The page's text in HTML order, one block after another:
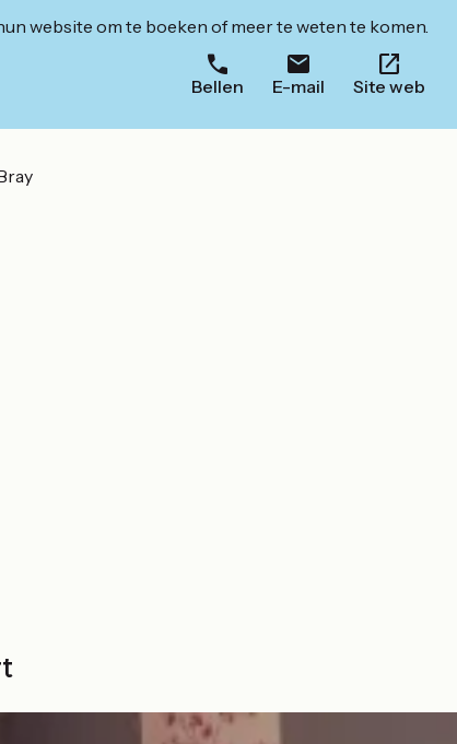
website om te boeken of meer te weten te komen.
Bellen E-mail Site web